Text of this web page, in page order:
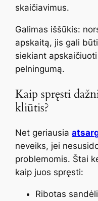
skaičiavimus.
Galimas iššūkis:
apskaitą, jis gali
siekiant
pelningumą.
Kaip spręsti
kliūtis?
Net geriausia
neveiks, jei
problemomis. Štai
kaip juos spręsti:
Ribotas